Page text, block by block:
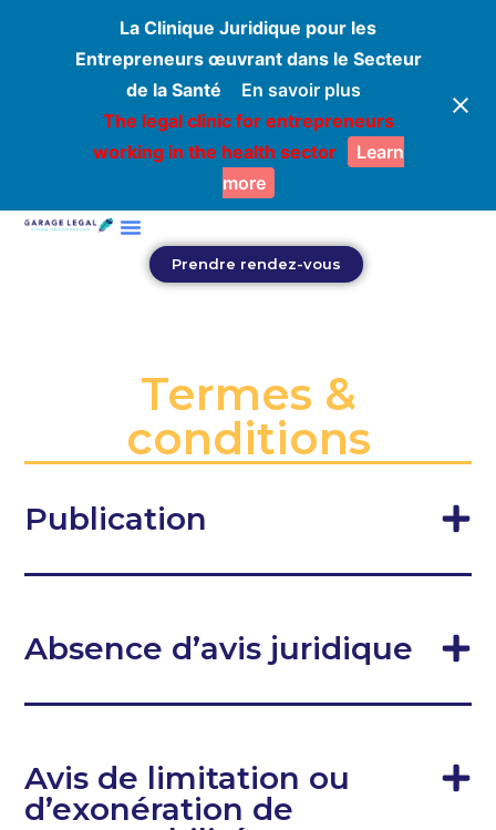
La Clinique Juridique pour les
Entrepreneurs œuvrant dans le Secteur
de la Santé
En savoir plus
The legal clinic for entrepreneurs
working in the health sector
Learn
more
Prendre rendez-vous
Termes &
conditions
Publication
Absence d’avis juridique
Avis de limitation ou
d’exonération de